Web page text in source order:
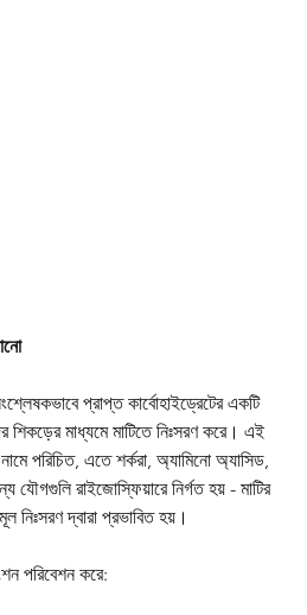
প্রাপ্ত কার্বোহাইড্রেটের একটি
মাধ্যমে মাটিতে নিঃসরণ করে। এই
পরিচিত, এতে শর্করা, অ্যামিনো অ্যাসিড,
যৌগগুলি রাইজোস্ফিয়ারে নির্গত হয় - মাটির
নিঃসরণ দ্বারা প্রভাবিত হয়।
পরিবেশন করে: